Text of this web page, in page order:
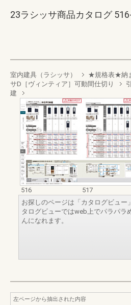
23ラシッサ商品カタログ
室内建具（ラシッサ） ★規格表★納
サD［ヴィンティア］可動間仕切り
建
516
517
お探しのページは「カタログビュー
タログビューではweb上でパラパラ
んになれます。
左ページから抽出された内容